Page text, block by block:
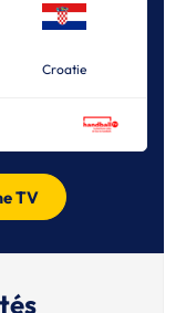
Croatie
TV